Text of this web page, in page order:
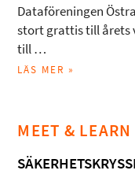
Dataföreningen
stort grattis till årets
till …
LÄS MER »
MEET & LEARN